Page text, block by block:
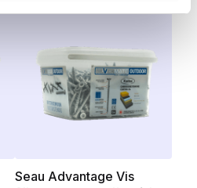
initial
€ 93,66.
actuel
€ 79,61.
Seau Advantage Vis